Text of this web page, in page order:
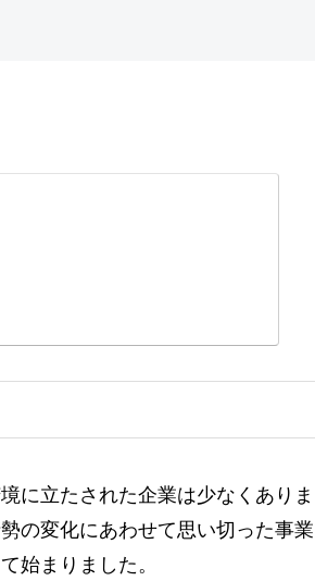
に立たされた企業は少なくありま
の変化にあわせて思い切った事業
始まりました。